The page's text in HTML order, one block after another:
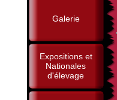
Galerie
Expositions et
Nationales
d'élevage